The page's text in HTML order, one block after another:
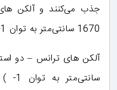
جذب می‌کنند و آلکن
1670 سانتی‌متر به توان 1- جذب می‌دهند.